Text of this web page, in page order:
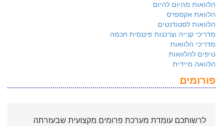
הלוואות מהיום להיום
הלוואת אקספרס
הלוואות לסטודנטים
מדריכי קנייה וצרכנות פיננסית חכמה
מדריכי הלוואות
טיפים להלוואות
הלוואה מיידית
פורומים
לרשותכם עומדת מערכת פרומים מקצועית שבעזרתה